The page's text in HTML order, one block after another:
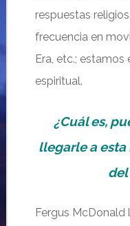
respuestas
frecuencia en
Era, etc.;
espiritual.
¿Cuál es,
llegarle a esta
del
Fergus McDonald